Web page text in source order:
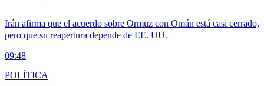
Irán afirma que el acuerdo sobre Ormuz con Omán está casi cerrado,
pero que su reapertura depende de EE. UU.
09:48
POLÍTICA